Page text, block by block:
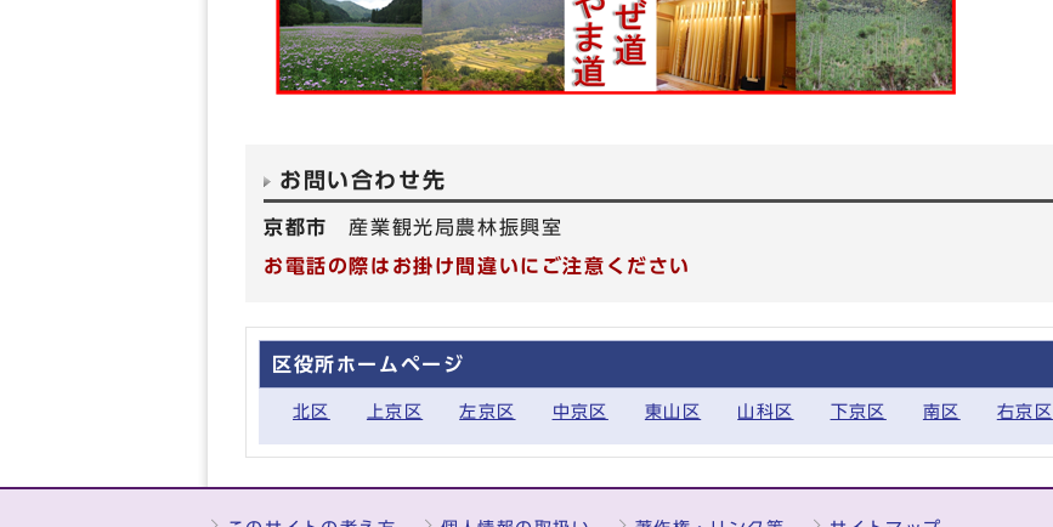
お問い合わせ先
京都市 産業観光局農林振興室
お電話の際はお掛け間違いにご注意ください
区役所ホームページ
北区 上京区 左京区 中京区 東山区 山科区 下京区 南区 右京区